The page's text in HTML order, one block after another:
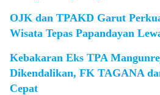
OJK dan TPAKD Garut
Wisata Tepas Papandayan
Kebakaran Eks TPA
Dikendalikan, FK TAGANA
Cepat